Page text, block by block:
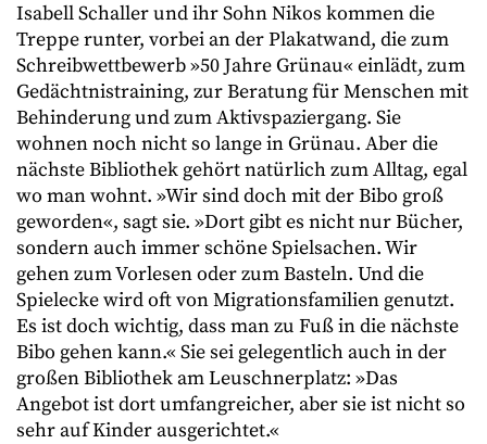
Isabell Schaller und ihr Sohn Nikos kommen die
Treppe runter, vorbei an der Plakatwand, die zum
Schreibwettbewerb »50 Jahre Grünau« einlädt, zum
Gedächtnistraining, zur Beratung für Menschen mit
Behinderung und zum Aktivspaziergang. Sie
wohnen noch nicht so lange in Grünau. Aber die
nächste Bibliothek gehört natürlich zum Alltag, egal
wo man wohnt. »Wir sind doch mit der Bibo groß
geworden«, sagt sie. »Dort gibt es nicht nur Bücher,
sondern auch immer schöne Spielsachen. Wir
gehen zum Vorlesen oder zum Basteln. Und die
Spielecke wird oft von Migrationsfamilien genutzt.
Es ist doch wichtig, dass man zu Fuß in die nächste
Bibo gehen kann.« Sie sei gelegentlich auch in der
großen Bibliothek am Leuschnerplatz: »Das
Angebot ist dort umfangreicher, aber sie ist nicht so
sehr auf Kinder ausgerichtet.«